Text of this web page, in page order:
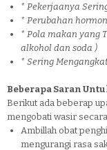
* Pekerjaanya
* Perubahan
* Pola makan yang
alkohol dan soda )
* Sering
Beberapa Saran
Berikut ada beberap
mengobati wasir
Ambillah obat
mengurangi rasa